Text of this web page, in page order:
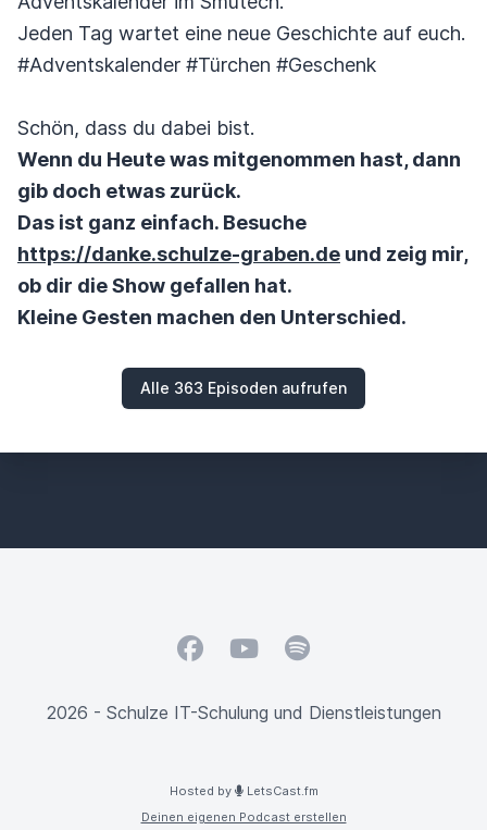
Jeden Tag wartet eine neue Geschichte auf euch.
#Adventskalender #Türchen #Geschenk
Schön, dass du dabei bist.
Wenn du Heute was mitgenommen hast, dann
gib doch etwas zurück.
Das ist ganz einfach. Besuche
https://danke.schulze-graben.de und zeig mir,
ob dir die Show gefallen hat.
Kleine Gesten machen den Unterschied.
Alle 363 Episoden aufrufen
FacebookYouTubeSpotify
2026 - Schulze IT-Schulung und Dienstleistungen
Hosted by
LetsCast.fm
Deinen eigenen Podcast erstellen